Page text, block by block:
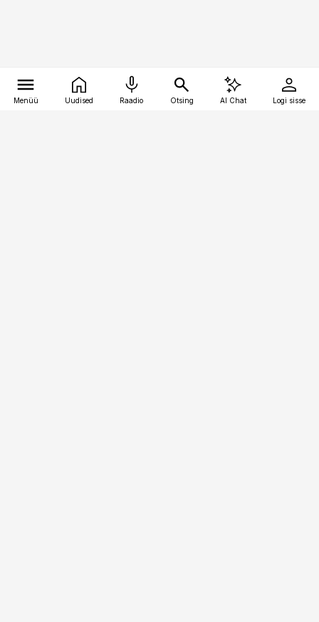
Menüü Uudised Raadio Otsing AI Chat Logi sisse